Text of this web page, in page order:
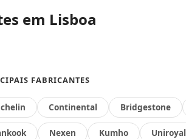
em Lisboa
FABRICANTES
Continental Bridgestone
Nexen Kumho Uniroyal